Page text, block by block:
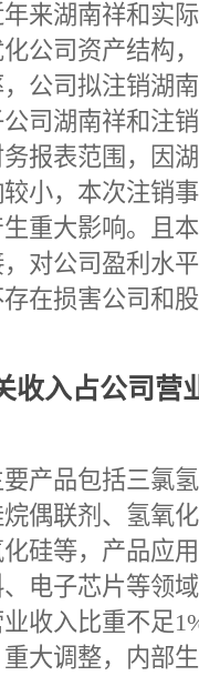
来湖南祥和实
公司资产结构
公司拟注销湖
司湖南祥和注
报表范围，因
小，本次注销
重大影响。且
对公司盈利水
在损害公司和
收入占公司营
产品包括三氯
偶联剂、氢氧
硅等，产品应
电子芯片等领
收入比重不足
大调整，内部